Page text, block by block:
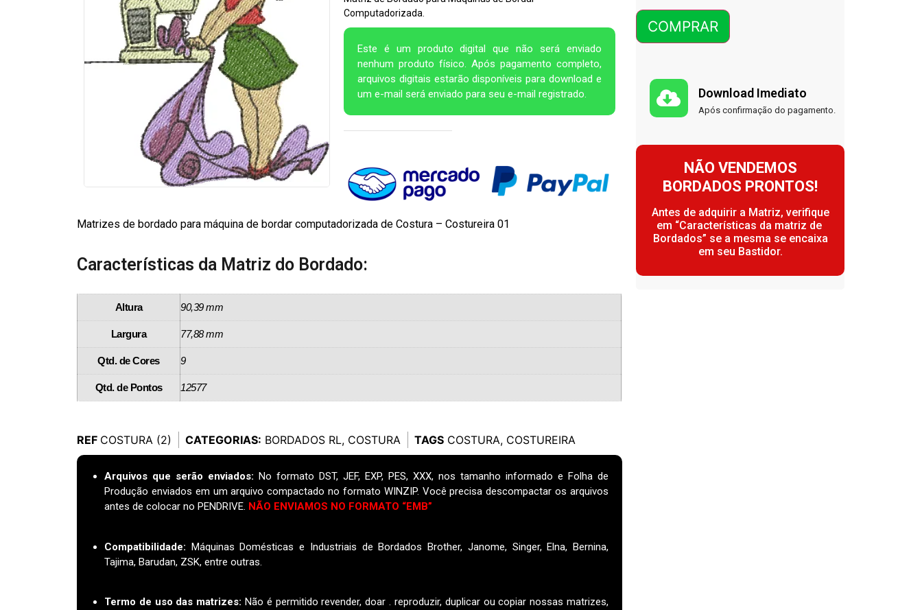
Computadorizada.
Este é um produto digital que não será enviado
nenhum produto físico. Após pagamento completo,
arquivos digitais estarão disponíveis para download e
um e-mail será enviado para seu e-mail registrado.
Matrizes de bordado para máquina de bordar computadorizada de Costura – Costureira 01
Características da Matriz do Bordado:
Altura 90,39 mm
Largura 77,88 mm
Qtd. de Cores 9
Qtd. de Pontos 12577
REF COSTURA (2) CATEGORIAS: BORDADOS RL, COSTURA TAGS COSTURA, COSTUREIRA
Arquivos que serão enviados: No formato DST, JEF, EXP, PES, XXX, nos tamanho informado e Folha de
Produção enviados em um arquivo compactado no formato WINZIP. Você precisa descompactar os arquivos
antes de colocar no PENDRIVE. NÃO ENVIAMOS NO FORMATO “EMB”
Compatibilidade: Máquinas Domésticas e Industriais de Bordados Brother, Janome, Singer, Elna, Bernina,
Tajima, Barudan, ZSK, entre outras.
Termo de uso das matrizes: Não é permitido revender, doar . reproduzir, duplicar ou copiar nossas matrizes,
COMPRAR
Download Imediato
Após confirmação do pagamento.
NÃO VENDEMOS
BORDADOS PRONTOS!
Antes de adquirir a Matriz, verifique
em “Características da matriz de
Bordados” se a mesma se encaixa
em seu Bastidor.